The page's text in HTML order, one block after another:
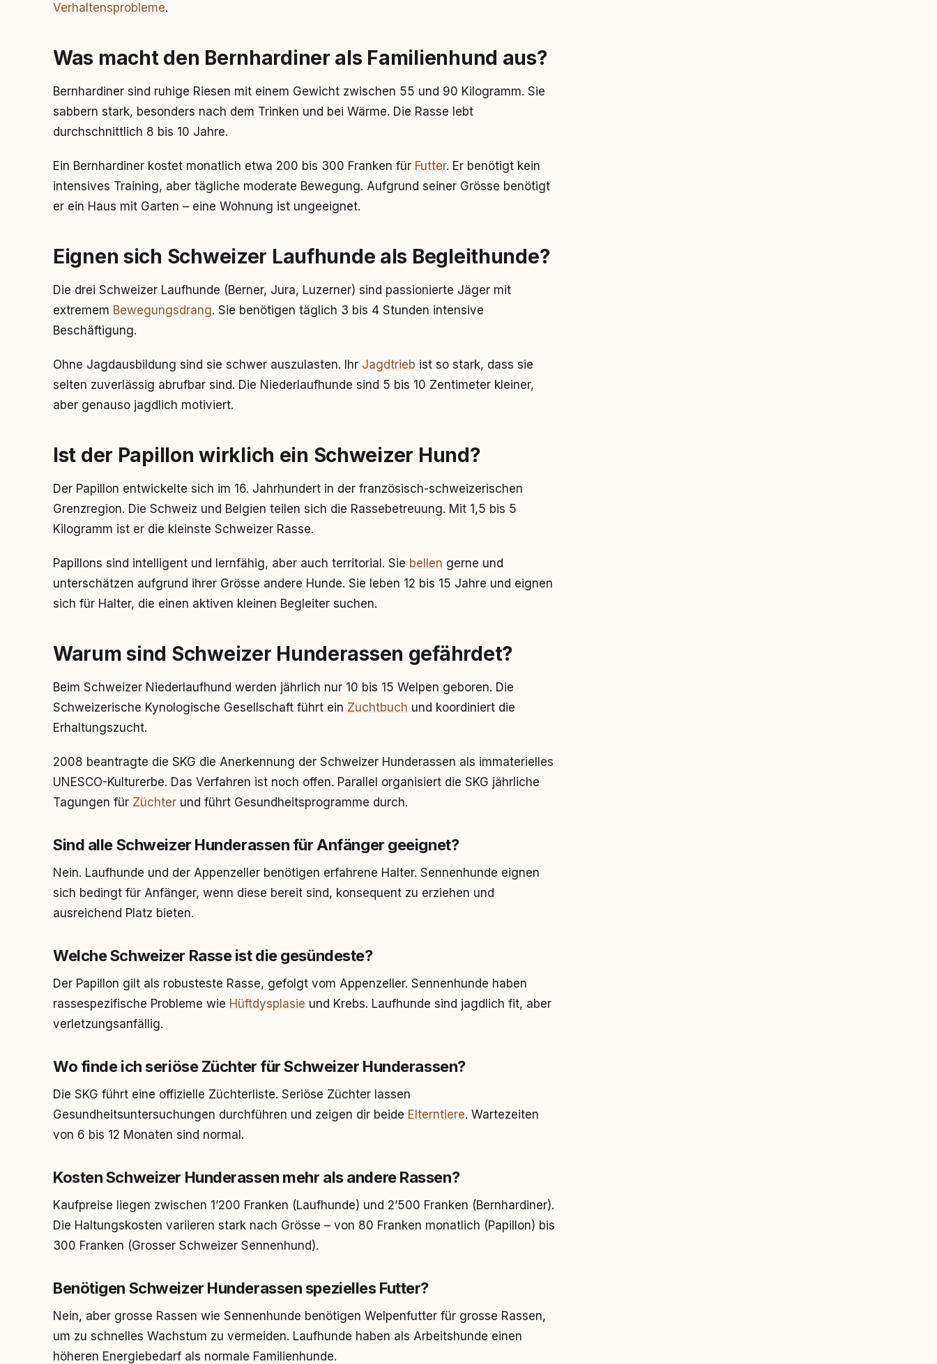
Verhaltensprobleme.
Was macht den Bernhardiner als Familienhund aus?
Bernhardiner sind ruhige Riesen mit einem Gewicht zwischen 55 und 90 Kilogramm. Sie
sabbern stark, besonders nach dem Trinken und bei Wärme. Die Rasse lebt
durchschnittlich 8 bis 10 Jahre.
Ein Bernhardiner kostet monatlich etwa 200 bis 300 Franken für Futter. Er benötigt kein
intensives Training, aber tägliche moderate Bewegung. Aufgrund seiner Grösse benötigt
er ein Haus mit Garten – eine Wohnung ist ungeeignet.
Eignen sich Schweizer Laufhunde als Begleithunde?
Die drei Schweizer Laufhunde (Berner, Jura, Luzerner) sind passionierte Jäger mit
extremem Bewegungsdrang. Sie benötigen täglich 3 bis 4 Stunden intensive
Beschäftigung.
Ohne Jagdausbildung sind sie schwer auszulasten. Ihr Jagdtrieb ist so stark, dass sie
selten zuverlässig abrufbar sind. Die Niederlaufhunde sind 5 bis 10 Zentimeter kleiner,
aber genauso jagdlich motiviert.
Ist der Papillon wirklich ein Schweizer Hund?
Der Papillon entwickelte sich im 16. Jahrhundert in der französisch-schweizerischen
Grenzregion. Die Schweiz und Belgien teilen sich die Rassebetreuung. Mit 1,5 bis 5
Kilogramm ist er die kleinste Schweizer Rasse.
Papillons sind intelligent und lernfähig, aber auch territorial. Sie bellen gerne und
unterschätzen aufgrund ihrer Grösse andere Hunde. Sie leben 12 bis 15 Jahre und eignen
sich für Halter, die einen aktiven kleinen Begleiter suchen.
Warum sind Schweizer Hunderassen gefährdet?
Beim Schweizer Niederlaufhund werden jährlich nur 10 bis 15 Welpen geboren. Die
Schweizerische Kynologische Gesellschaft führt ein Zuchtbuch und koordiniert die
Erhaltungszucht.
2008 beantragte die SKG die Anerkennung der Schweizer Hunderassen als immaterielles
UNESCO-Kulturerbe. Das Verfahren ist noch offen. Parallel organisiert die SKG jährliche
Tagungen für Züchter und führt Gesundheitsprogramme durch.
Sind alle Schweizer Hunderassen für Anfänger geeignet?
Nein. Laufhunde und der Appenzeller benötigen erfahrene Halter. Sennenhunde eignen
sich bedingt für Anfänger, wenn diese bereit sind, konsequent zu erziehen und
ausreichend Platz bieten.
Welche Schweizer Rasse ist die gesündeste?
Der Papillon gilt als robusteste Rasse, gefolgt vom Appenzeller. Sennenhunde haben
rassespezifische Probleme wie Hüftdysplasie und Krebs. Laufhunde sind jagdlich fit, aber
verletzungsanfällig.
Wo finde ich seriöse Züchter für Schweizer Hunderassen?
Die SKG führt eine offizielle Züchterliste. Seriöse Züchter lassen
Gesundheitsuntersuchungen durchführen und zeigen dir beide Elterntiere. Wartezeiten
von 6 bis 12 Monaten sind normal.
Kosten Schweizer Hunderassen mehr als andere Rassen?
Kaufpreise liegen zwischen 1’200 Franken (Laufhunde) und 2’500 Franken (Bernhardiner).
Die Haltungskosten variieren stark nach Grösse – von 80 Franken monatlich (Papillon) bis
300 Franken (Grosser Schweizer Sennenhund).
Benötigen Schweizer Hunderassen spezielles Futter?
Nein, aber grosse Rassen wie Sennenhunde benötigen Welpenfutter für grosse Rassen,
um zu schnelles Wachstum zu vermeiden. Laufhunde haben als Arbeitshunde einen
höheren Energiebedarf als normale Familienhunde.